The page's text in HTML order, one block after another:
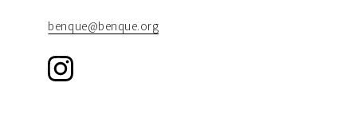
benque@benque.org